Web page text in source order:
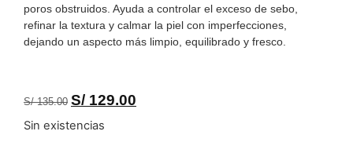
poros obstruidos. Ayuda a controlar el exceso de sebo,
refinar la textura y calmar la piel con imperfecciones,
dejando un aspecto más limpio, equilibrado y fresco.
S/135.00 S/ 129.00
Sin existencias